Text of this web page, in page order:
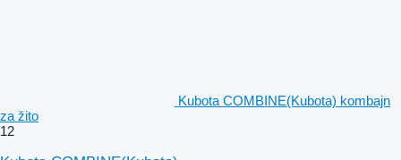
Kubota COMBINE(Kubota) kombajn
za žito
12